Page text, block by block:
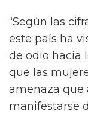
“Según las
este país ha
de odio hacia
que las
amenaza que
manifestarse